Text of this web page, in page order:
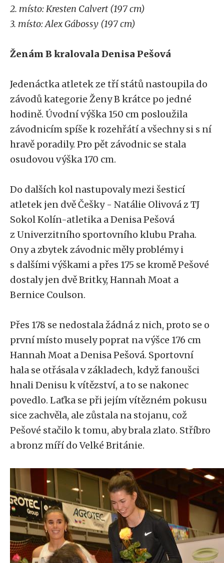
2. místo: Kresten Calvert (197 cm)
3. místo: Alex Gábossy (197 cm)
Ženám B kralovala Denisa Pešová
Jedenáctka atletek ze tří států nastoupila do
závodů kategorie Ženy B krátce po jedné
hodině. Úvodní výška 150 cm posloužila
závodnicím spíše k rozehřátí a všechny si s ní
hravě poradily. Pro pět závodnic se stala
osudovou výška 170 cm.
Do dalších kol nastupovaly mezi šesticí
atletek jen dvě Češky - Natálie Olivová z TJ
Sokol Kolín-atletika a Denisa Pešová
z Univerzitního sportovního klubu Praha.
Ony a zbytek závodnic měly problémy i
s dalšími výškami a přes 175 se kromě Pešové
dostaly jen dvě Britky, Hannah Moat a
Bernice Coulson.
Přes 178 se nedostala žádná z nich, proto se o
první místo musely poprat na výšce 176 cm
Hannah Moat a Denisa Pešová. Sportovní
hala se otřásala v základech, když fanoušci
hnali Denisu k vítězství, a to se nakonec
povedlo. Laťka se při jejím vítězném pokusu
sice zachvěla, ale zůstala na stojanu, což
Pešové stačilo k tomu, aby brala zlato. Stříbro
a bronz míří do Velké Británie.